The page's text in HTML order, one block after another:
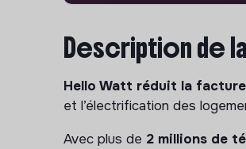
Description de
Hello Watt réduit la
et l’électrification des
Avec plus de 2 millions de